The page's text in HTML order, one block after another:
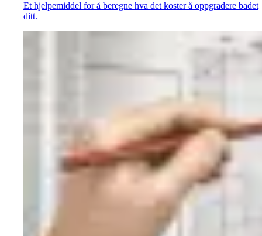
Et hjelpemiddel for å beregne hva det koster å oppgradere badet
ditt.